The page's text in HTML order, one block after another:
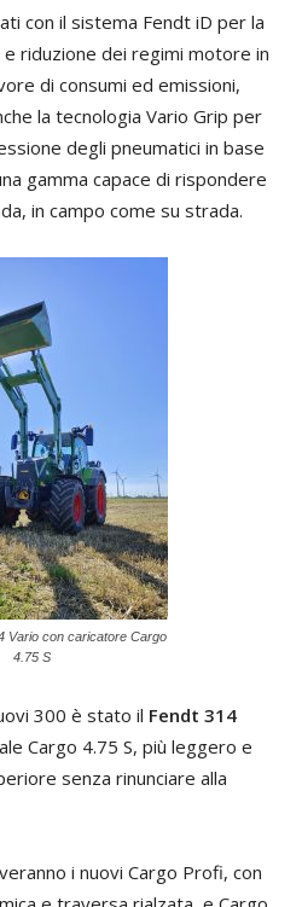
con il sistema Fendt iD per la
riduzione dei regimi motore in
di consumi ed emissioni,
la tecnologia Vario Grip per
degli pneumatici in base
gamma capace di rispondere
in campo come su strada.
Vario con caricatore Cargo
4.75 S
300 è stato il Fendt 314
Cargo 4.75 S, più leggero e
senza rinunciare alla
i nuovi Cargo Profi, con